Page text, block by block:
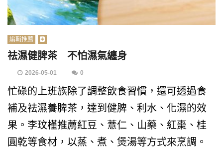
編輯推薦
祛濕健脾茶 不怕濕氣纏身
2026-05-01 0
忙碌的上班族除了調整飲食習慣，還可透過食
補及祛濕養脾茶，達到健脾、利水、化濕的效
果。李玟槿推薦紅豆、薏仁、山藥、紅棗、桂
圓乾等食材，以蒸、煮、煲湯等方式來烹調。